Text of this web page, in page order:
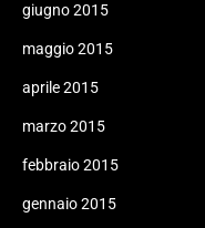
giugno 2015
maggio 2015
aprile 2015
marzo 2015
febbraio 2015
gennaio 2015